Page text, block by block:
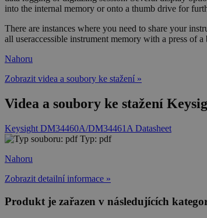
into the internal memory or onto a thumb drive for
There are instances where you need to share your
all useraccessible instrument memory with a press of a
Nahoru
Zobrazit videa a soubory ke stažení »
Videa a soubory ke stažení
Keysight DM34460A/DM34461A Datasheet
Typ: pdf
Nahoru
Zobrazit detailní informace »
Produkt je zařazen v následujících